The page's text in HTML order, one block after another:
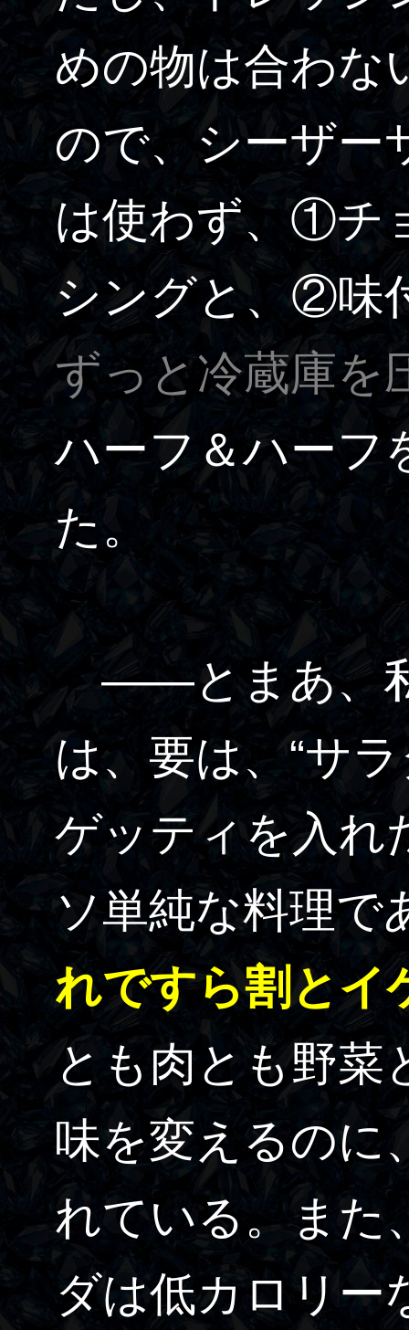
めの物は合わな
ので、シーザー
は使わず、①チ
シングと、②味
ずっと冷蔵庫を
ハーフ＆ハーフ
た。
――とまあ、
は、要は、“サ
ゲッティを入れ
ソ単純な料理で
れですら割とイ
とも肉とも野菜
味を変えるのに
れている。また
ダは低カロリー